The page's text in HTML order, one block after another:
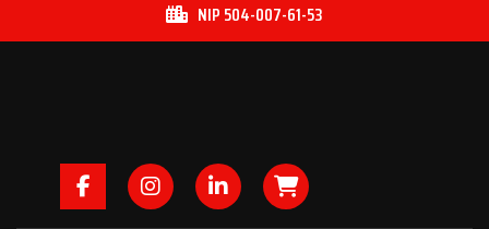
NIP 504-007-61-53
FacebookInstagram
LinkedInB2B